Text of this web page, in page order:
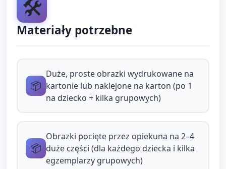
grupach przy stoliku.
do komunikacji między dziećmi („Podaj mi ten
kawałek proszę”).
Gdy puzzle są ułożone, opiekun pyta: „Kto pamięta,
Tworzenie własnego prostego puzzla (około 7–8
minut)
🛠️
Materiały potrzebne
📦
Duże, proste obrazki wydrukowane na
kartonie lub naklejone na karton (po 1
na dziecko + kilka grupowych)
📦
Obrazki pocięte przez opiekuna na 2–4
duże części (dla każdego dziecka i kilka
egzemplarzy grupowych)